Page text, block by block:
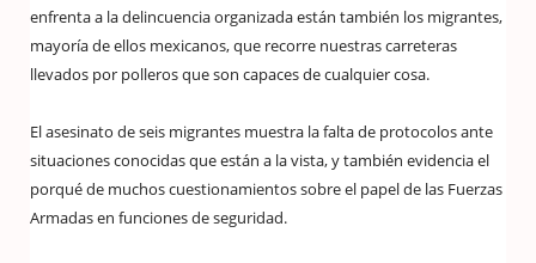
enfrenta a la delincuencia organizada están también los migrantes,
mayoría de ellos mexicanos, que recorre nuestras carreteras
llevados por polleros que son capaces de cualquier cosa.
El asesinato de seis migrantes muestra la falta de protocolos ante
situaciones conocidas que están a la vista, y también evidencia el
porqué de muchos cuestionamientos sobre el papel de las Fuerzas
Armadas en funciones de seguridad.